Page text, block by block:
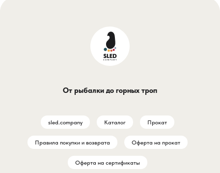
От рыбалки до горных троп
sled.company Каталог Прокат
Правила покупки и возврата Оферта на прокат
Оферта на сертификаты